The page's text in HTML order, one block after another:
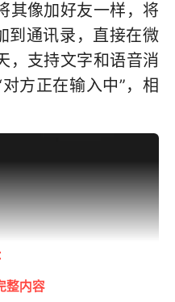
其像加好友一样，将
到通讯录，直接在微
，支持文字和语音消
方正在输入中”，相
整内容